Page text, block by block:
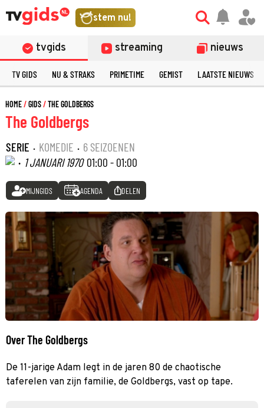
stem nu!
tvgids streaming nieuws
TV GIDS NU & STRAKS PRIMETIME GEMIST LAATSTE NIEUWS
HOME GIDS THE GOLDBERGS
The Goldbergs
SERIE · KOMEDIE · 6 SEIZOENEN
· 1 JANUARI 1970 01:00 - 01:00
MIJNGIDS AGENDA DELEN
Over The Goldbergs
De 11-jarige Adam legt in de jaren 80 de chaotische
taferelen van zijn familie, de Goldbergs, vast op tape.